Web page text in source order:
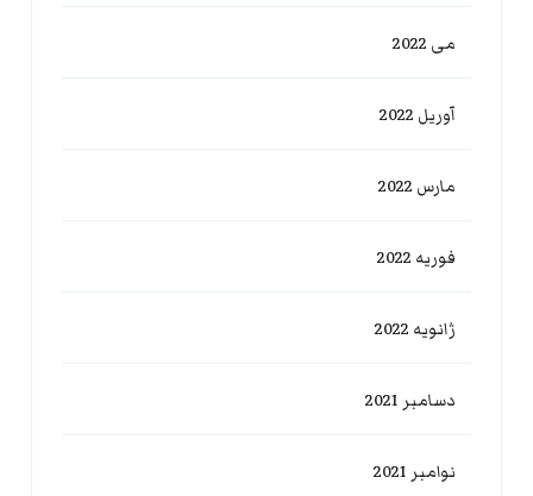
می 2022
آوریل 2022
مارس 2022
فوریه 2022
ژانویه 2022
دسامبر 2021
نوامبر 2021